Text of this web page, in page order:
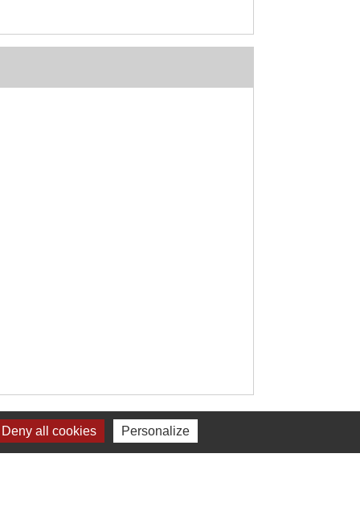
Signaler une erreur sur cette page
Deny all cookies Personalize